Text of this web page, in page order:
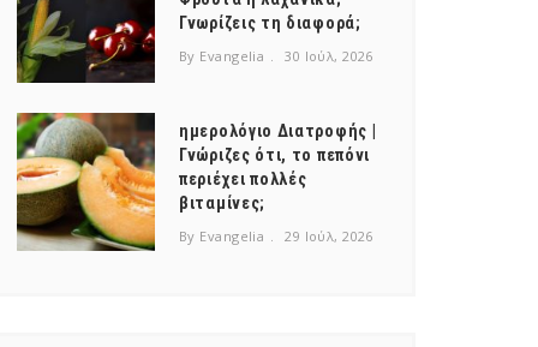
Γνωρίζεις τη διαφορά;
By Evangelia 30 Ιούλ, 2026
ημερολόγιο Διατροφής |
Γνώριζες ότι, το πεπόνι
περιέχει πολλές
βιταμίνες;
By Evangelia 29 Ιούλ, 2026